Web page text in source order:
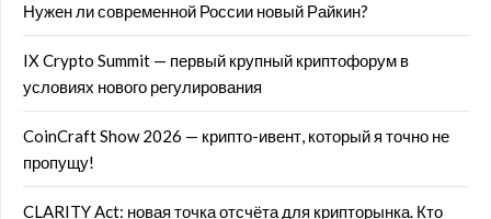
Нужен ли современной России новый Райкин?
IX Crypto Summit — первый крупный криптофорум в
условиях нового регулирования
CoinCraft Show 2026 — крипто-ивент, который я точно не
пропущу!
CLARITY Act: новая точка отсчёта для крипторынка. Кто